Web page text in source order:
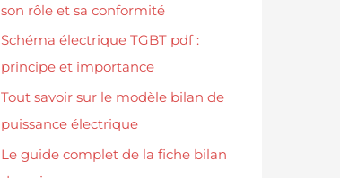
son rôle et sa conformité
Schéma électrique TGBT pdf :
principe et importance
Tout savoir sur le modèle bilan de
puissance électrique
Le guide complet de la fiche bilan